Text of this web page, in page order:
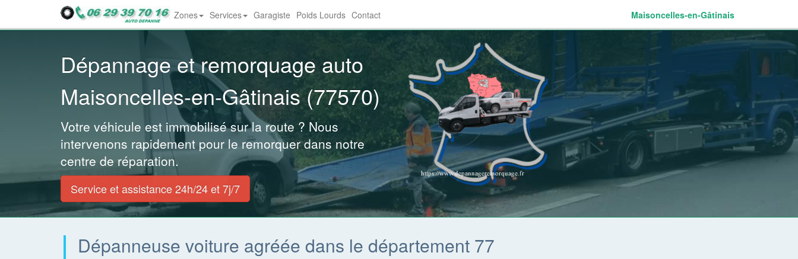
Zones Services Garagiste Poids Lourds Contact Maisoncelles-en-Gâtinais
Dépannage et remorquage auto
Maisoncelles-en-Gâtinais (77570)
Votre véhicule est immobilisé sur la route ? Nous
intervenons rapidement pour le remorquer dans notre
centre de réparation.
Service et assistance 24h/24 et 7j/7
Dépanneuse voiture agréée dans le département 77